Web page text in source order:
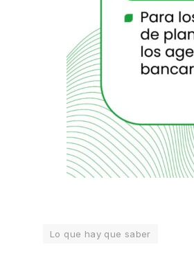
Lo que hay que saber